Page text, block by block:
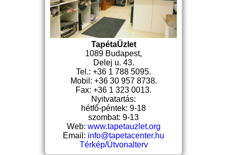
TapétaÜzlet
1089 Budapest,
Delej u. 43.
Tel.: +36 1 788 5095.
Mobil: +36 30 957 8738.
Fax: +36 1 323 0013.
Nyitvatartás:
hétfő-péntek: 9-18
szombat: 9-13
Web: www.tapetauzlet.org
Email: info@tapetacenter.hu
Térkép/Útvonalterv